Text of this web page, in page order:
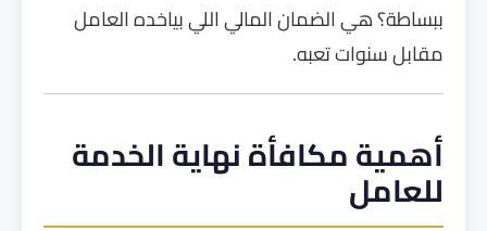
ببساطة؟ هي الضمان المالي اللي بياخده العامل
مقابل سنوات تعبه.
أهمية مكافأة نهاية الخدمة
للعامل